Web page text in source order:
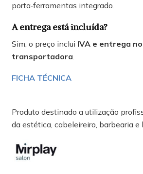
porta‑ferramentas integrado.
A entrega está incluída?
Sim, o preço inclui IVA e entrega
transportadora.
FICHA TÉCNICA
Produto destinado a utilização
da estética, cabeleireiro, barbearia e